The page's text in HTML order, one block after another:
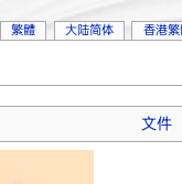
文件
繁體 大陆简体 香港繁